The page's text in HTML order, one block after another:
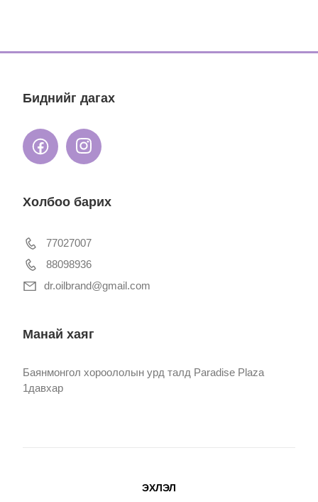
Биднийг дагах
Холбоо барих
77027007
88098936
dr.oilbrand@gmail.com
Манай хаяг
Баянмонгол хороололын урд талд Paradise Plaza
1давхар
ЭХЛЭЛ